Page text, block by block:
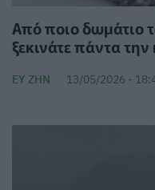
Από ποιο δωμάτιο
ξεκινάτε πάντα
ΕΥ ΖΗΝ 13/05/2026 -